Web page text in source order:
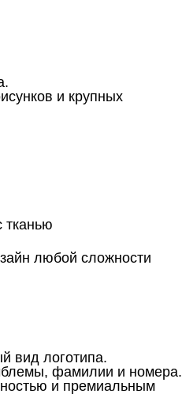
и крупных
тканью
любой сложности
вид логотипа.
фамилии и номера.
и премиальным